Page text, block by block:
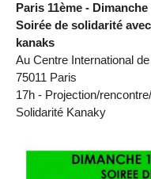
Paris 11ème -
Soirée de solidarité
kanaks
Au Centre International
75011 Paris
17h - Projection/
Solidarité Kanaky